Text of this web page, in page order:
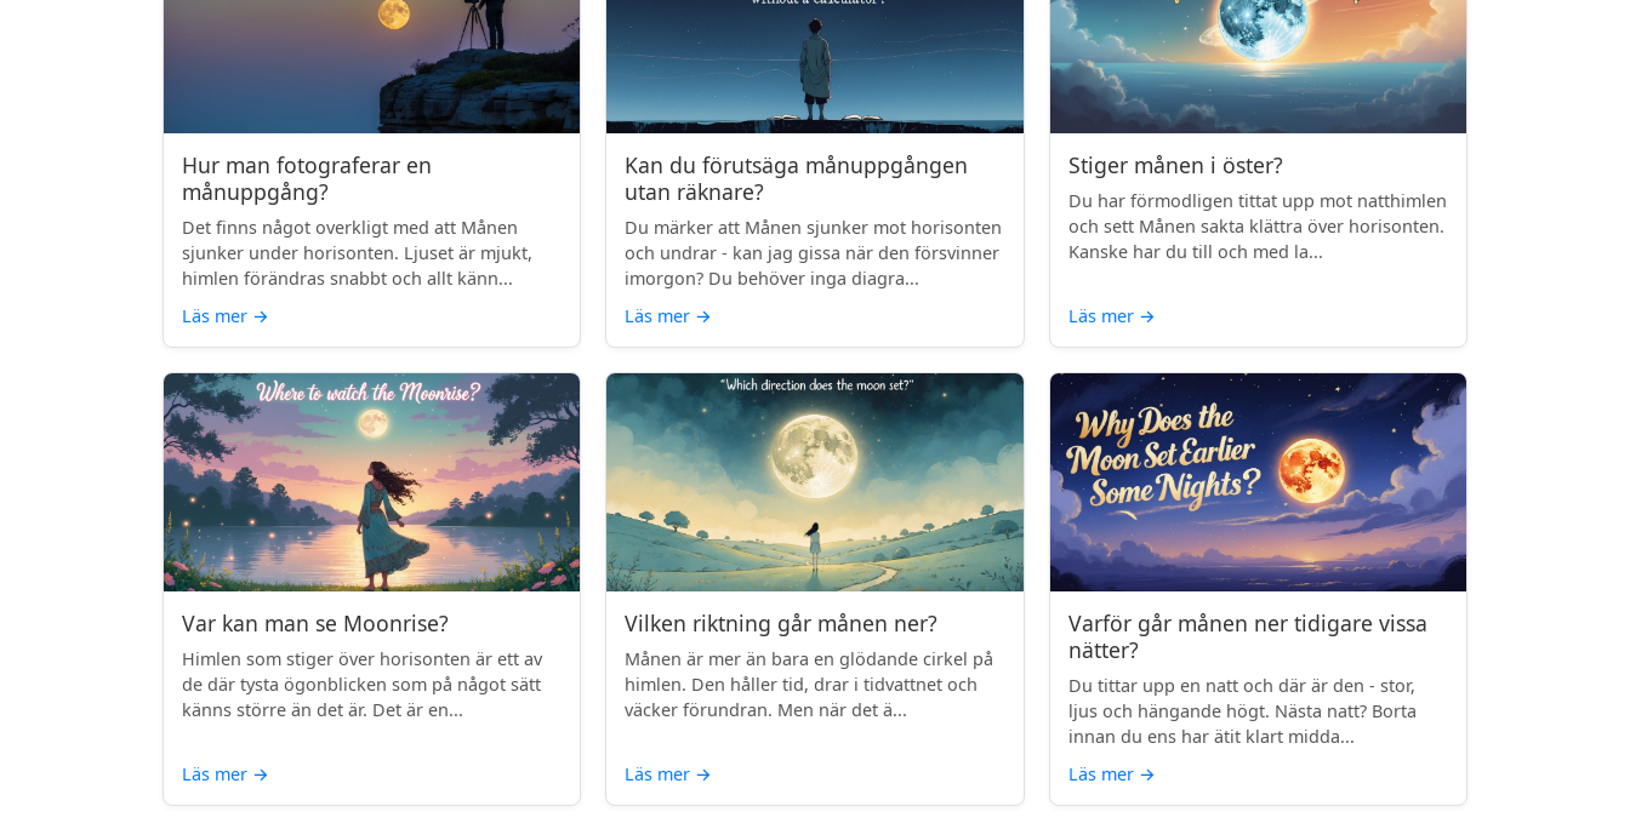
Hur man fotograferar en
månuppgång?
Det finns något overkligt med att Månen
sjunker under horisonten. Ljuset är mjukt,
himlen förändras snabbt och allt känn...
Läs mer →
Kan du förutsäga månuppgången
utan räknare?
Du märker att Månen sjunker mot horisonten
och undrar - kan jag gissa när den försvinner
imorgon? Du behöver inga diagra...
Läs mer →
Stiger månen i öster?
Du har förmodligen tittat upp mot natthimlen
och sett Månen sakta klättra över horisonten.
Kanske har du till och med la...
Läs mer →
Var kan man se Moonrise?
Himlen som stiger över horisonten är ett av
de där tysta ögonblicken som på något sätt
känns större än det är. Det är en...
Läs mer →
Vilken riktning går månen ner?
Månen är mer än bara en glödande cirkel på
himlen. Den håller tid, drar i tidvattnet och
väcker förundran. Men när det ä...
Läs mer →
Varför går månen ner tidigare vissa
nätter?
Du tittar upp en natt och där är den - stor,
ljus och hängande högt. Nästa natt? Borta
innan du ens har ätit klart midda...
Läs mer →